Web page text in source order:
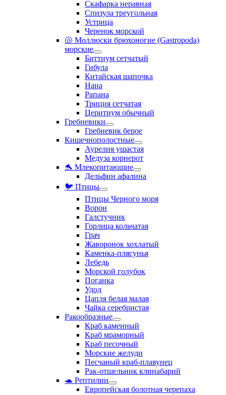
Скафарка неравная
Спизула треугольная
Устрица
Черенок морской
🐚 Моллюски брюхоногие (Gastropoda)
морские
Биттиум сетчатый
Гибула
Китайская шапочка
Нана
Рапана
Триция сетчатая
Церитиум обычный
Гребневики
Гребневик берое
Кишечнополостные
Аурелия ушастая
Медуза корнерот
🐬 Млекопитающие
Дельфин афалина
🐦 Птицы
Птицы Черного моря
Ворон
Галстучник
Горлица кольчатая
Грач
Жаворонок хохлатый
Каменка-плясунья
Лебедь
Морской голубок
Поганка
Удод
Цапля белая малая
Чайка серебристая
Ракообразные
Краб каменный
Краб мраморный
Краб песочный
Морские желуди
Песчаный краб-плавунец
Рак-отшельник клинабарий
🐢 Рептилии
Европейская болотная черепаха